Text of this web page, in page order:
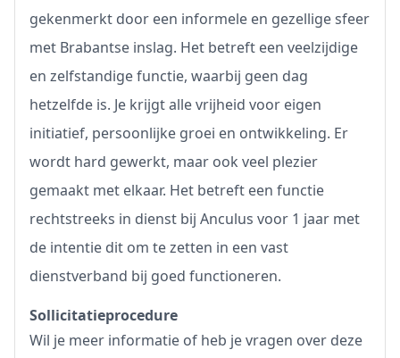
gekenmerkt door een informele en gezellige sfeer
met Brabantse inslag. Het betreft een veelzijdige
en zelfstandige functie, waarbij geen dag
hetzelfde is. Je krijgt alle vrijheid voor eigen
initiatief, persoonlijke groei en ontwikkeling. Er
wordt hard gewerkt, maar ook veel plezier
gemaakt met elkaar. Het betreft een functie
rechtstreeks in dienst bij Anculus voor 1 jaar met
de intentie dit om te zetten in een vast
dienstverband bij goed functioneren.
Sollicitatieprocedure
Wil je meer informatie of heb je vragen over deze